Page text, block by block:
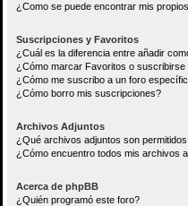
¿Como se puede encontrar mis
Suscripciones y Favoritos
¿Cuál es la diferencia entre añadir
¿Cómo marcar Favoritos o
¿Cómo me suscribo a un foro
¿Cómo borro mis suscripciones?
Archivos Adjuntos
¿Qué archivos adjuntos son
¿Cómo encuentro todos mis archivos
Acerca de phpBB
¿Quién programó este foro?